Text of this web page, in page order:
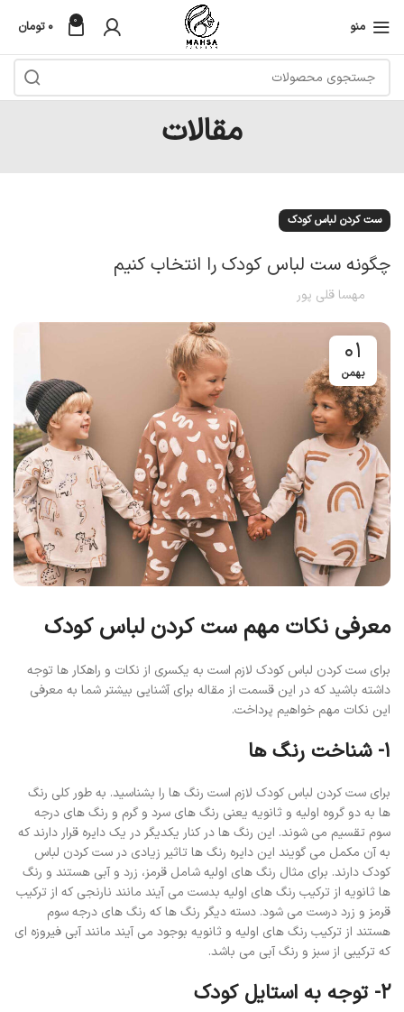
منو 0 ۰ تومان
مقالات
ست کردن لباس کودک
چگونه ست لباس کودک را انتخاب کنیم
مهسا قلی پور
01
بهمن
معرفی نکات مهم ست کردن لباس کودک
برای ست کردن لباس کودک لازم است به یکسری از نکات و راهکار ها توجه
داشته باشید که در این قسمت از مقاله برای آشنایی بیشتر شما به معرفی
این نکات مهم خواهیم پرداخت.
1- شناخت رنگ ها
برای ست کردن لباس کودک لازم است رنگ ها را بشناسید. به طور کلی رنگ
ها به دو گروه اولیه و ثانویه یعنی رنگ های سرد و گرم و رنگ های درجه
سوم تقسیم می شوند. این رنگ ها در کنار یکدیگر در یک دایره قرار دارند که
به آن مکمل می گویند این دایره رنگ ها تاثیر زیادی در ست کردن لباس
کودک دارند. برای مثال رنگ های اولیه شامل قرمز، زرد و آبی هستند و رنگ
ها ثانویه از ترکیب رنگ های اولیه بدست می آیند مانند نارنجی که از ترکیب
قرمز و زرد درست می شود. دسته دیگر رنگ ها که رنگ های درجه سوم
هستند از ترکیب رنگ های اولیه و ثانویه بوجود می آیند مانند آبی فیروزه ای
که ترکیبی از سبز و رنگ آبی می باشد.
2- توجه به استایل کودک